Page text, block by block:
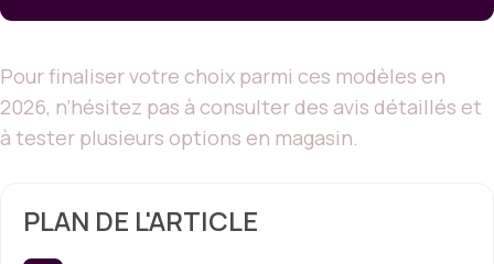
Pour finaliser votre choix parmi ces modèles en
2026, n’hésitez pas à consulter des avis détaillés et
à tester plusieurs options en magasin.
PLAN DE L'ARTICLE